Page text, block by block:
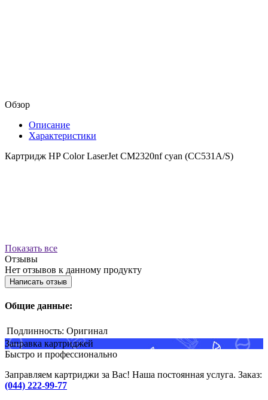
Обзор
Описание
Характеристики
Картридж HP Color LaserJet CM2320nf cyan (CC531A/S)
Показать все
Отзывы
Нет отзывов к данному продукту
Написать отзыв
Общие данные:
Подлинность: Оригинал
Заправка картриджей
Быстро и профессионально
Заправляем картриджи за Вас! Наша постоянная услуга. Заказ:
(044) 222-99-77